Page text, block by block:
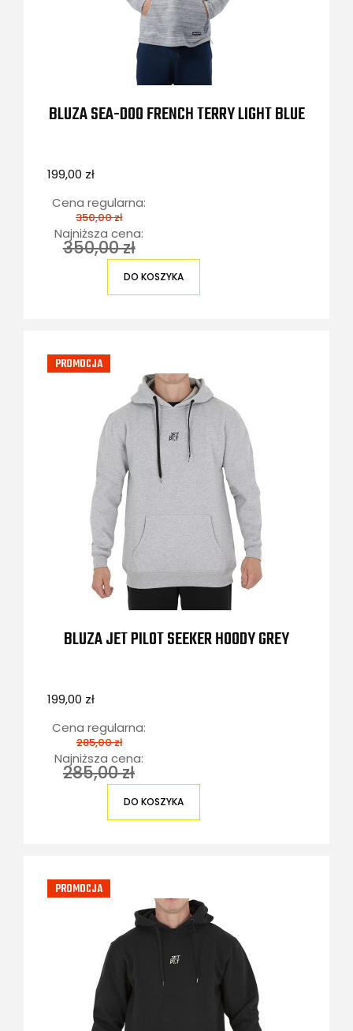
BLUZA SEA-DOO FRENCH TERRY LIGHT BLUE
199,00 zł
Cena regularna:
350,00 zł
Najniższa cena:
350,00 zł
DO KOSZYKA
BLUZA JET PILOT SEEKER HOODY GREY
199,00 zł
Cena regularna:
285,00 zł
Najniższa cena:
285,00 zł
DO KOSZYKA
PROMOCJA
PROMOCJA